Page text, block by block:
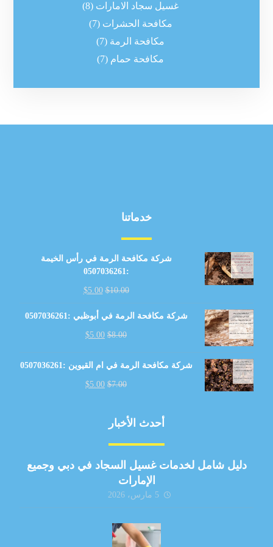
غسيل سجاد الامارات (8)
مكافحة الحشرات (7)
مكافحة الرمة (7)
مكافحة حمام (7)
خدماتنا
شركة مكافحة الرمة في رأس الخيمة
:0507036261
$10.00
$5.00
شركة مكافحة الرمة في أبوظبي :0507036261
$8.00
$5.00
شركة مكافحة الرمة في ام القيوين :0507036261
$7.00
$5.00
أحدث الأخبار
دليل شامل لخدمات غسيل السجاد في دبي وجميع
الإمارات
5 مارس، 2026